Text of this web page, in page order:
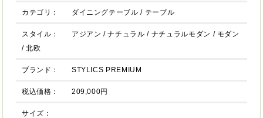
カテゴリ： ダイニングテーブル / テーブル
スタイル： アジアン /ナチュラル / ナチュラルモダン / モダン
/北欧
ブランド： STYLICS PREMIUM
税込価格： 209,000円
サイズ：